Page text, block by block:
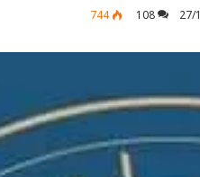
27/
108
744